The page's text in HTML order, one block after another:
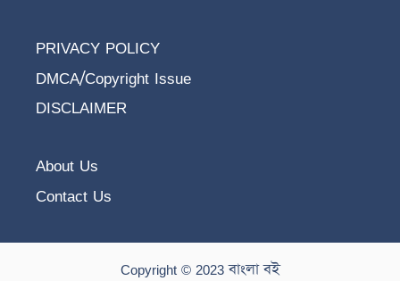
PRIVACY POLICY
DMCA/Copyright Issue
DISCLAIMER
About Us
Contact Us
Copyright © 2023 বাংলা বই